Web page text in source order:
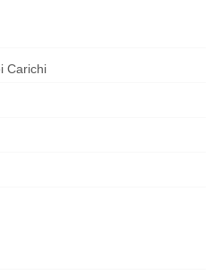
Carichi